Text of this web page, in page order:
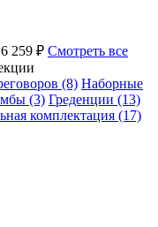
259 ₽ Смотреть все
(8) Наборные
(3) Греденции (13)
комплектация (17)